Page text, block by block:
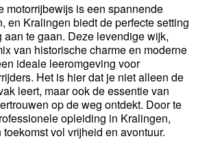
motorrijbewijs is een spannende
en Kralingen biedt de perfecte setting
te gaan. Deze levendige wijk,
van historische charme en moderne
ideale leeromgeving voor
Het is hier dat je niet alleen de
leert, maar ook de essentie van
op de weg ontdekt. Door te
opleiding in Kralingen,
vol vrijheid en avontuur.